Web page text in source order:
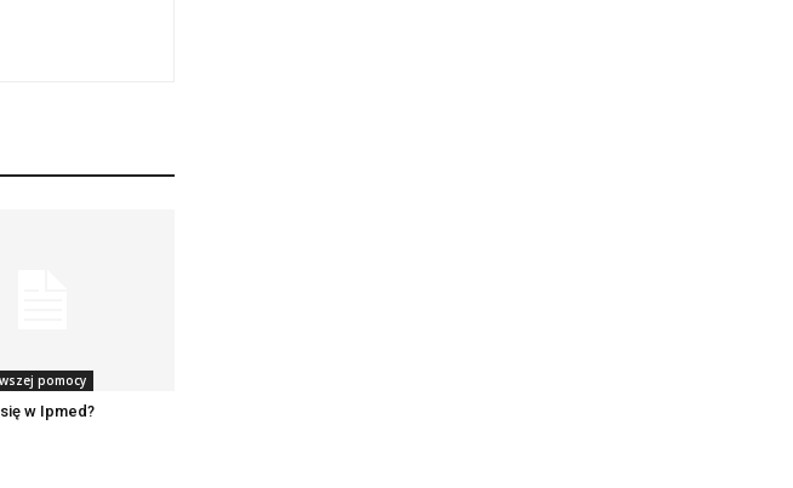
pomocy
w Ipmed?